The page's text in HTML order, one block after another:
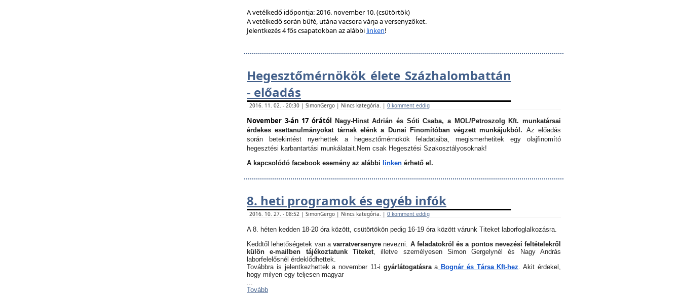
A vetélkedő időpontja: 2016. november 10. (csütörtök)
A vetélkedő során büfé, utána vacsora várja a versenyzőket.
Jelentkezés 4 fős csapatokban az alábbi linken!
Hegesztőmérnökök élete Százhalombattán
- előadás
2016. 11. 02. - 20:30 | SimonGergo | Nincs kategória. | 0 komment eddig
November 3-án 17 órától Nagy-Hinst Adrián és Sóti Csaba, a MOL/Petroszolg Kft. munkatársai
érdekes esettanulmányokat tárnak elénk a Dunai Finomítóban végzett munkájukból. Az előadás
során betekintést nyerhettek a hegesztőmérnökök feladataiba, megismerhetitek egy olajfinomító
hegesztési karbantartási munkálatait. Nem csak Hegesztési Szakosztályosoknak!
A kapcsolódó facebook esemény az alábbi
linken érhető el.
8. heti programok és egyéb infók
2016. 10. 27. - 08:52 | SimonGergo | Nincs kategória. | 0 komment eddig
A 8. héten kedden 18-20 óra között, csütörtökön pedig 16-19 óra között várunk Titeket laborfoglalkozásra.
Keddtől lehetőségetek van a varratversenyrenevezni. A feladatokról és a pontos nevezési feltételekről
külön e-mailben tájékoztatunk Titeket, illetve személyesen Simon Gergelynél és Nagy András
laborfelelősnél érdeklődhettek.
Továbbra is jelentkezhettek a november 11-i gyárlátogatásraaBognár és Társa Kft-hez. Akit érdekel,
hogy milyen egy teljesen magyar
...
Tovább